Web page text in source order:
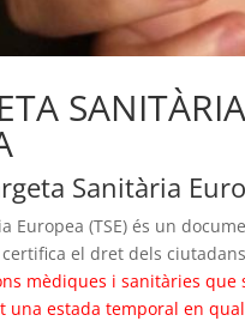
SANITÀRIA
Sanitària
Europea (TSE) és un
el dret dels
mèdiques i sanitàries que
una estada temporal en